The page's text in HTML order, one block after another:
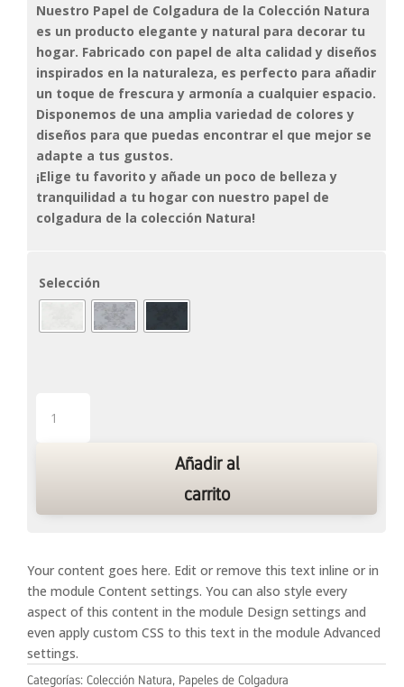
Nuestro Papel de Colgadura de la Colección Natura
es un producto elegante y natural para decorar tu
hogar. Fabricado con papel de alta calidad y diseños
inspirados en la naturaleza, es perfecto para añadir
un toque de frescura y armonía a cualquier espacio.
Disponemos de una amplia variedad de colores y
diseños para que puedas encontrar el que mejor se
adapte a tus gustos.
¡Elige tu favorito y añade un poco de belleza y
tranquilidad a tu hogar con nuestro papel de
colgadura de la colección Natura!
Selección
Añadir al
carrito
Your content goes here. Edit or remove this text inline or in
the module Content settings. You can also style every
aspect of this content in the module Design settings and
even apply custom CSS to this text in the module Advanced
settings.
Categorías: Colección Natura, Papeles de Colgadura